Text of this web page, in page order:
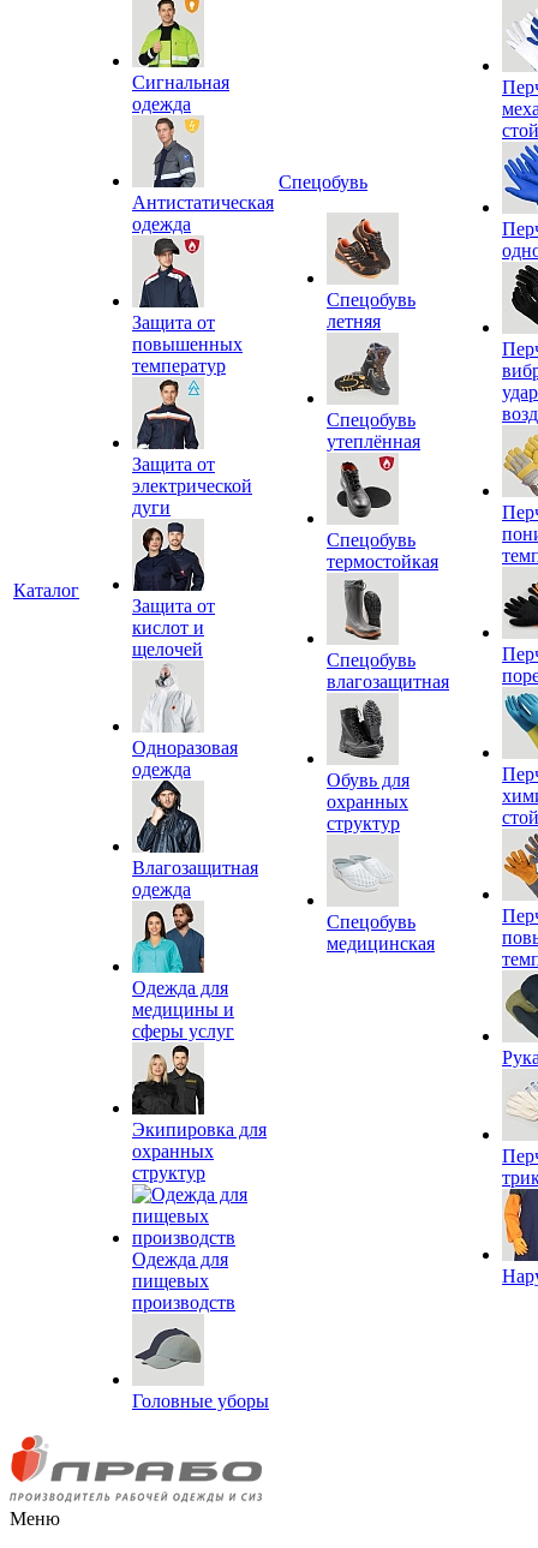
Каталог
Сигнальная
одежда
Антистатическая
одежда
Защита от
повышенных
температур
Защита от
электрической
дуги
Защита от
кислот и
щелочей
Одноразовая
одежда
Влагозащитная
одежда
Одежда для
медицины и
сферы услуг
Экипировка для
охранных
структур
Одежда для
пищевых
производств
Головные уборы
Спецобувь
Спецобувь
летняя
Спецобувь
утеплённая
Спецобувь
термостойкая
Спецобувь
влагозащитная
Обувь для
охранных
структур
Спецобувь
медицинская
Меню